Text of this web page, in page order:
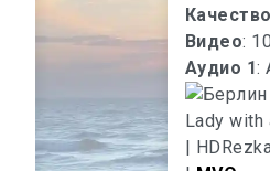
Качество
Видео:
Аудио 1: